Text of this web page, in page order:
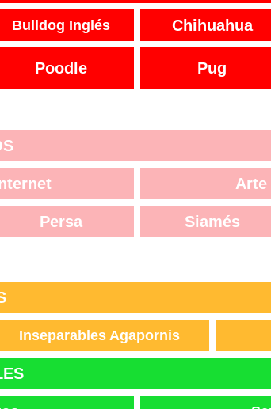
Bulldog Inglés Chihuahua
Poodle Pug
Arte
Persa Siamés
Inseparables Agapornis